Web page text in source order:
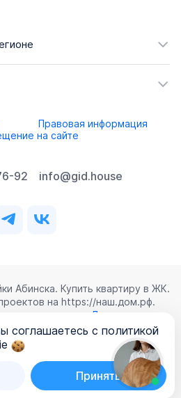
Правовая информация
на сайте
92 info@gid.house
Абинска. Купить квартиру в ЖК.
на https://наш.дом.рф.
согласие с
Лицензионным
конфиденциальностии
данных
соглашаетесь с политикой
Принять